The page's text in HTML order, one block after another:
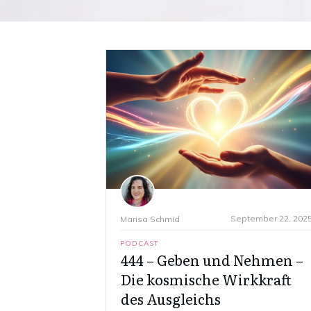
Marisa Schmid September 22,
PODCAST
444 – Geben und Nehmen –
Die kosmische Wirkkraft
des Ausgleichs